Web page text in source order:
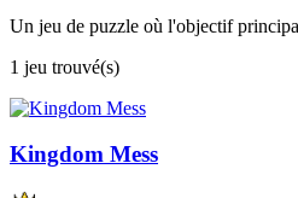
Un jeu de puzzle où l'objectif
1 jeu trouvé(s)
Kingdom Mess